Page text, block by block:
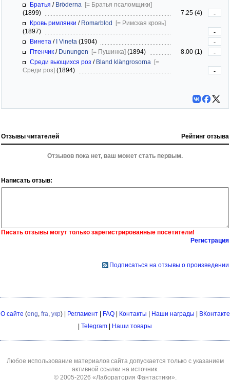
Братья / Bröderna [= Братья псаломщики]
(1899)
7.25 (4)
-
Кровь римлянки / Romarblod [= Римская кровь]
(1897)
-
Винета / I Vineta (1904)
-
Птенчик / Dunungen [= Пушинка] (1894) 8.00 (1)
-
Среди вьющихся роз / Bland klängrosorna [=
Среди роз] (1894) -
Отзывы читателей Рейтинг отзыва
Отзывов пока нет, ваш может стать первым.
Написать отзыв:
Писать отзывы могут только зарегистрированные посетители!
Регистрация
Подписаться на отзывы о произведении
О сайте (eng fra укр) | Регламент| FAQ| Контакты | Наши награды | ВКонтакте
| Telegram | Наши товары
Любое использование материалов сайта допускается только с указанием
активной ссылки на источник.
© 2005-2026 «Лаборатория Фантастики»